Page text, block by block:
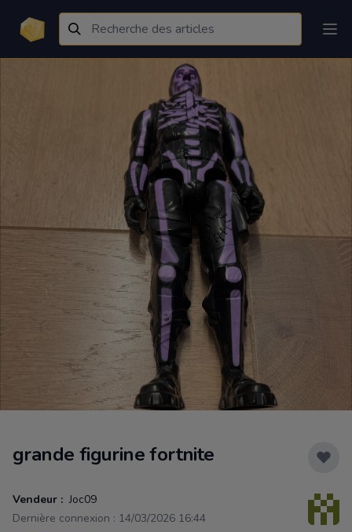
grande figurine fortnite
Vendeur : Joc09
Dernière connexion : 14/03/2026 16:44